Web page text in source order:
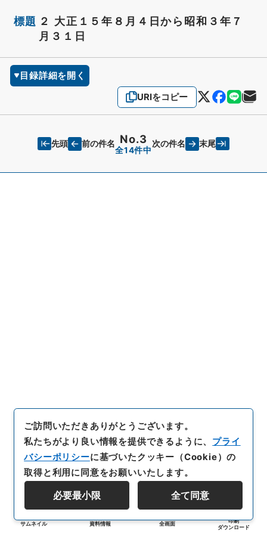
標題 ２ 大正１５年８月４日から昭和３年７
月３１日
目録詳細を開く
URIをコピー
先頭 前の件名 No.3
全14件中
次の件名 末尾
サムネイル 資料情報 全画面
印刷
ダウンロード
ご訪問いただきありがとうございます。
私たちがより良い情報を提供できるように、 プライ
バシーポリシーに基づいたクッキー（Cookie）の
取得と利用に同意をお願いいたします。
必要最小限 全て同意